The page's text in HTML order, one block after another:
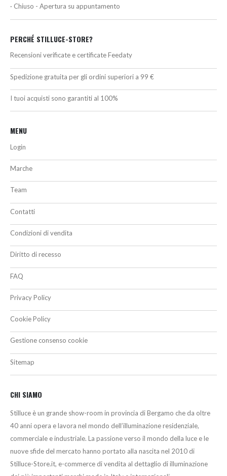
· Chiuso - Apertura su appuntamento
PERCHÉ STILLUCE-STORE?
Recensioni verificate e certificate Feedaty
Spedizione gratuita per gli ordini superiori a 99 €
I tuoi acquisti sono garantiti al 100%
MENU
Login
Marche
Team
Contatti
Condizioni di vendita
Diritto di recesso
FAQ
Privacy Policy
Cookie Policy
Gestione consenso cookie
Sitemap
CHI SIAMO
Stilluce è un grande show-room in provincia di Bergamo che da oltre
40 anni opera e lavora nel mondo dell’illuminazione residenziale,
commerciale e industriale. La passione verso il mondo della luce e le
nuove sfide del mercato hanno portato alla nascita nel 2010 di
Stilluce-Store.it, e-commerce di vendita al dettaglio di illuminazione